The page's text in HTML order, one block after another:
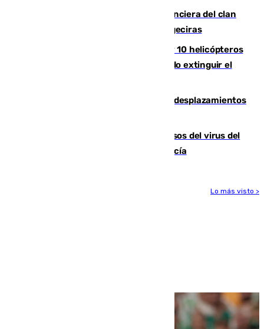
Golpe definitivo a la estructura financiera del clan
de los hermanos Sánchez Castro en Algeciras
Más de 600 bomberos, 169 medios y 10 helicópteros
están desplegados en la zona intentando extinguir el
El eclipse provocará 1,5 millones de desplazamientos
La Junta confirma cinco nuevos casos del virus del
Nilo y suma ya un total de 26 en Andalucía
Lo más visto >